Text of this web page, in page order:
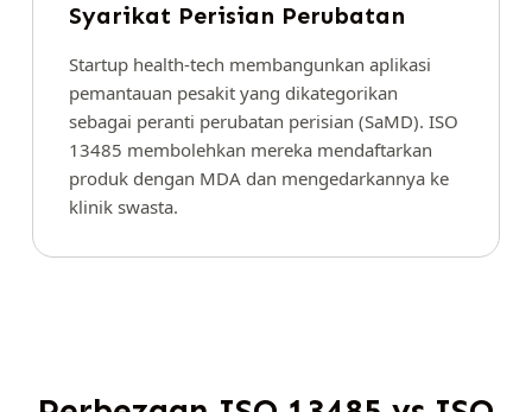
Syarikat Perisian Perubatan
Startup health-tech membangunkan aplikasi
pemantauan pesakit yang dikategorikan
sebagai peranti perubatan perisian (SaMD). ISO
13485 membolehkan mereka mendaftarkan
produk dengan MDA dan mengedarkannya ke
klinik swasta.